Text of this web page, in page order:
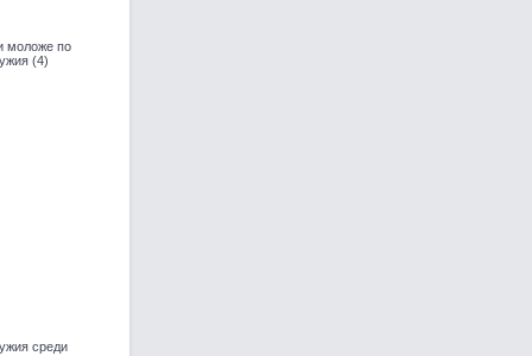
моложе по
(4)
среди